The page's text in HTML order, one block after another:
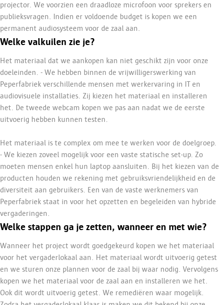
projector. We voorzien een draadloze microfoon voor sprekers en
publieksvragen. Indien er voldoende budget is kopen we een
permanent audiosysteem voor de zaal aan.
Welke valkuilen zie je?
Het materiaal dat we aankopen kan niet geschikt zijn voor onze
doeleinden. - We hebben binnen de vrijwilligerswerking van
Peperfabriek verschillende mensen met werkervaring in IT en
audiovisuele installaties. Zij kiezen het materiaal en installeren
het. De tweede webcam kopen we pas aan nadat we de eerste
uitvoerig hebben kunnen testen.
Het materiaal is te complex om mee te werken voor de doelgroep.
- We kiezen zoveel mogelijk voor een vaste statische set-up. Zo
moeten mensen enkel hun laptop aansluiten. Bij het kiezen van de
producten houden we rekening met gebruiksvriendelijkheid en de
diversiteit aan gebruikers. Een van de vaste werknemers van
Peperfabriek staat in voor het opzetten en begeleiden van hybride
vergaderingen.
Welke stappen ga je zetten, wanneer en met wie?
Wanneer het project wordt goedgekeurd kopen we het materiaal
voor het vergaderlokaal aan. Het materiaal wordt uitvoerig getest
en we sturen onze plannen voor de zaal bij waar nodig. Vervolgens
kopen we het materiaal voor de zaal aan en installeren we het.
Ook dit wordt uitvoerig getest. We remediëren waar mogelijk.